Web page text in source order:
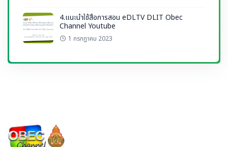
4.แนะนำใช้สื่อการสอน eDLTV DLIT Obec
Channel Youtube
1 กรกฎาคม 2023